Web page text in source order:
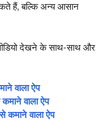
हैं, बल्कि अन्य आसान
देखने के साथ-साथ और
वाला ऐप
वाला ऐप
कमाने वाला ऐप